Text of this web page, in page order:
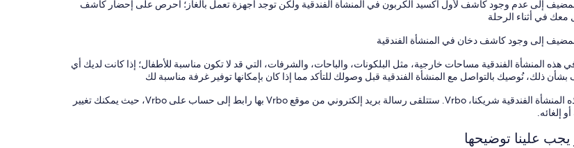
إلى عدم وجود كاشف لأول أكسيد الكربون في المنشأة الفندقية ولكن توجد أجهزة تعمل بالغاز؛ احرص على إحضار كاشف
في أثناء الرحلة
إلى وجود كاشف دخان في المنشأة الفندقية
هذه المنشأة الفندقية مساحات خارجية، مثل البلكونات، والباحات، والشرفات، التي قد لا تكون مناسبة للأطفال؛ إذا كانت لديك أي
ذلك، نُوصيك بالتواصل مع المنشأة الفندقية قبل وصولك للتأكد مما إذا كان بإمكانها توفير غرفة مناسبة لك
يدير هذه المنشأة الفندقية شريكنا، Vrbo. ستتلقى رسالة بريد إلكتروني من موقع Vrbo بها رابط إلى حساب على Vrbo، حيث يمكنك تغيير
إلغائه.
يجب علينا توضيحها